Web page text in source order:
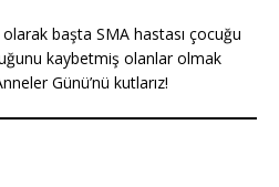
başta SMA hastası çocuğu
kaybetmiş olanlar olmak
Günü’nü kutlarız!